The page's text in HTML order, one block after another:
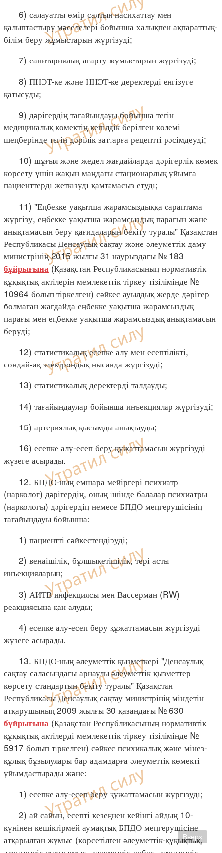
6) салауатты өмір салтын насихаттау мен
қалыптастыру мәселелері бойынша халықпен ақпараттық-
білім беру жұмыстарын жүргізуді;
7) санитариялық-ағарту жұмыстарын жүргізуді;
8) ПНЭТ-ке және ННЭТ-ке деректерді енгізуге
қатысуды;
9) дәрігердің тағайындауы бойынша тегін
медициналық көмектің кепілдік берілген көлемі
шеңберінде тегін дәрілік заттарға рецептті рәсімдеуді;
10) шұғыл және жедел жағдайларда дәрігерлік көмек
көрсету үшін жақын маңдағы стационарлық ұйымға
пациенттерді жеткізуді қамтамасыз етуді;
11) "Еңбекке уақытша жарамсыздыққа сараптама
жүргізу, еңбекке уақытша жарамсыздық парағын және
анықтамасын беру қағидаларын бекіту туралы" Қазақстан
Республикасы Денсаулық сақтау және әлеуметтік даму
министрінің 2015 жылғы 31 наурыздағы № 183
бұйрығына(Қазақстан Республикасының нормативтік
құқықтық актілерін мемлекеттік тіркеу тізілімінде №
10964 болып тіркелген) сәйкес ауылдық жерде дәрігер
болмаған жағдайда еңбекке уақытша жарамсыздық
парағы мен еңбекке уақытша жарамсыздық анықтамасын
беруді;
12) статистикалық есепке алу мен есептілікті,
сондай-ақ электрондық нысанда жүргізуді;
13) статистикалық деректерді талдауды;
14) тағайындаулар бойынша инъекциялар жүргізуді;
15) артериялық қысымды анықтауды;
16) есепке алу-есеп беру құжаттамасын жүргізуді
жүзеге асырады.
12. БПДО-ның емшара мейіргері психиатр
(нарколог) дәрігердің, оның ішінде балалар психиатры
(наркологы) дәрігердің немесе БПДО меңгерушісінің
тағайындауы бойынша:
1) пациентті сәйкестендіруді;
2) венаішілік, бұлшықетішілік, тері асты
инъекцияларын;
3) АИТВ инфекциясы мен Вассерман (RW)
реакциясына қан алуды;
4) есепке алу-есеп беру құжаттамасын жүргізуді
жүзеге асырады.
13. БПДО-ның әлеуметтік қызметкері "Денсаулық
сақтау саласындағы арнаулы әлеуметтік қызметтер
көрсету стандартын бекіту туралы" Қазақстан
Республикасы Денсаулық сақтау министрінің міндетін
атқарушының 2009 жылғы 30 қазандағы № 630
бұйрығына (Қазақстан Республикасының нормативтік
құқықтық актілерді мемлекеттік тіркеу тізілімінде №
5917 болып тіркелген) сәйкес психикалық және мінез-
құлық бұзылулары бар адамдарға әлеуметтік көмекті
ұйымдастырады және:
1) есепке алу-есеп беру құжаттамасын жүргізуді;
2) ай сайын, есепті кезеңнен кейінгі айдың 10-
күнінен кешіктірмей аумақтық БПДО меңгерушісіне
атқарылған жұмыс (көрсетілген әлеуметтік-құқықтық,
Вверх